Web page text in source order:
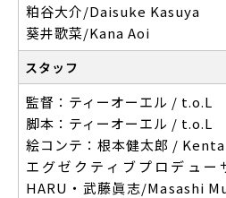
粕谷大介/Daisuke Kasuya
葵井歌菜/Kana Aoi
スタッフ
監督：ティーオーエル / t.o.L
脚本：ティーオーエル / t.o.L
絵コンテ：根本健太郎 /
エグゼクティブプロデュー
HARU・武藤眞志/Masashi